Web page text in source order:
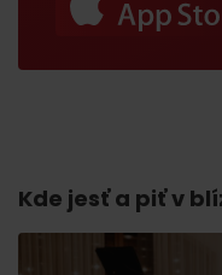
Kde jesť a piť v